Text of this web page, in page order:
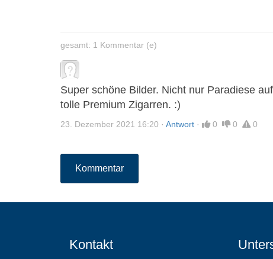
gesamt: 1 Kommentar (e)
Super schöne Bilder. Nicht nur Paradiese
tolle Premium Zigarren. :)
23. Dezember 2021 16:20 · Antwort · 0 0 0
Kommentar
Kontakt